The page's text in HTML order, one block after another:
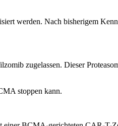
werden. Nach bisherigem
zugelassen. Dieser
stoppen kann.